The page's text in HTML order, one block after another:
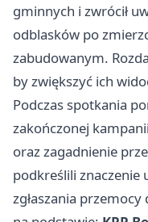
gminnych i zwrócił
odblasków po
zabudowanym.
by zwiększyć ich
Podczas spotkania
zakończonej
oraz zagadnienie
podkreślili znaczenie
zgłaszania przemocy